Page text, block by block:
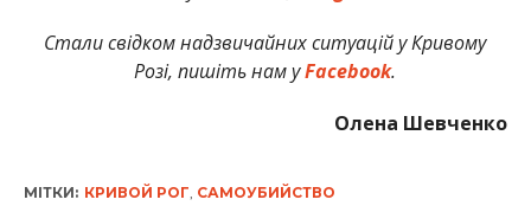
Стали свідком надзвичайних ситуацій у Кривому
Розі, пишіть нам уFacebook.
Олена Шевченко
МІТКИ: КРИВОЙ РОГ, САМОУБИЙСТВО